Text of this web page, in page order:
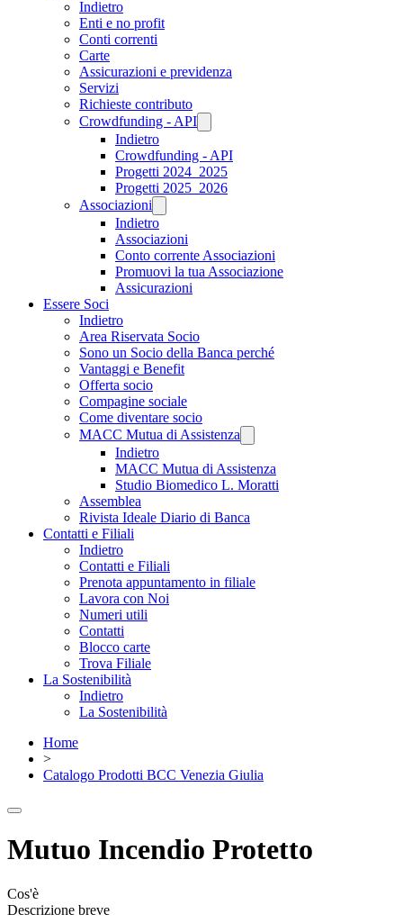
Indietro
Enti e no profit
Conti correnti
Carte
Assicurazioni e previdenza
Servizi
Richieste contributo
Crowdfunding - API
Indietro
Crowdfunding - API
Progetti 2024_2025
Progetti 2025_2026
Associazioni
Indietro
Associazioni
Conto corrente Associazioni
Promuovi la tua Associazione
Assicurazioni
Essere Soci
Indietro
Area Riservata Socio
Sono un Socio della Banca perché
Vantaggi e Benefit
Offerta socio
Compagine sociale
Come diventare socio
MACC Mutua di Assistenza
Indietro
MACC Mutua di Assistenza
Studio Biomedico L. Moratti
Assemblea
Rivista Ideale Diario di Banca
Contatti e Filiali
Indietro
Contatti e Filiali
Prenota appuntamento in filiale
Lavora con Noi
Numeri utili
Contatti
Blocco carte
Trova Filiale
La Sostenibilità
Indietro
La Sostenibilità
Home
>
Catalogo Prodotti BCC Venezia Giulia
Mutuo Incendio Protetto
Cos'è
Descrizione breve